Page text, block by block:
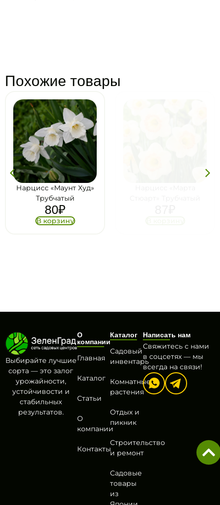
Похожие товары
Нарцисс «Маунт Худ»
Трубчатый
80₽
В корзину
Выбирайте лучшие
сорта — это залог
урожайности,
устойчивости и
стабильных
результатов.
О
компании
Главная
Каталог
Статьи
О
компании
Контакты
Каталог
Садовый
инвентарь
Комнатные
растения
Отдых и
пикник
Строительство
и ремонт
Садовые
товары
из
Написать нам
Свяжитесь с нами
в соцсетях — мы
всегда на связи!